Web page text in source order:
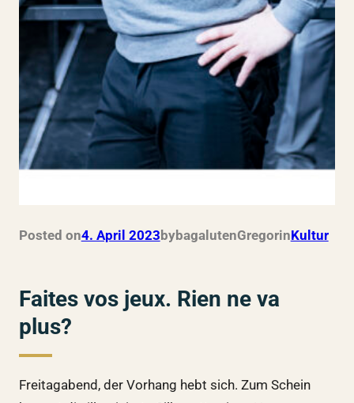
Posted on4. April 2023bybagalutenGregorinKultur
Faites vos jeux. Rien ne va
plus?
Freitagabend, der Vorhang hebt sich. Zum Schein